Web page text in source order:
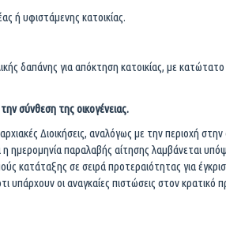
ή υφιστάμενης κατοικίας.
δαπάνης για απόκτηση κατοικίας, με κατώτατο
σύνθεση της οικογένειας.
Διοικήσεις, αναλόγως με την περιοχή
η ημερομηνία παραλαβής αίτησης λαμβάνεται
κατάταξης σε σειρά προτεραιότητας για
υπάρχουν οι αναγκαίες πιστώσεις στον κρατικό